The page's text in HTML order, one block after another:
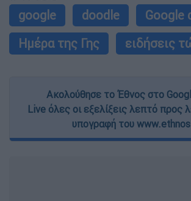
google doodle
Google
Ημέρα της Γης
ειδήσεις
Ακολούθησε το Έθνος στο
Live όλες οι εξελίξεις λεπτό προς
υπογραφή του